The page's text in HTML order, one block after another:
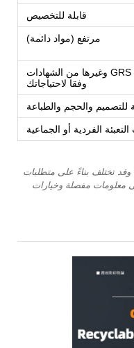
قابلة للتخصيص
مرتفع (مواد دائمة)
يمكن توفير GRS BRC وغيرها من الشهادات
وفقا لاحتياجاتك
للتصميم والحجم والطباعة
الفردية أو الجماعية
تختلف بناءً على متطلبات
معلومات مفصلة وخيارات